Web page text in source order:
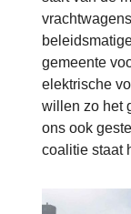
gemeente
elektrische
willen zo het
ons ook
coalitie staat